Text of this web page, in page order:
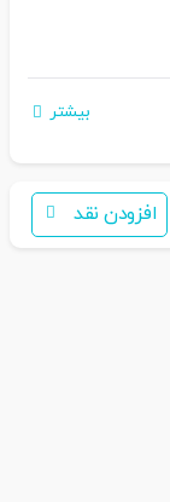
بیشتر
افزودن نقد